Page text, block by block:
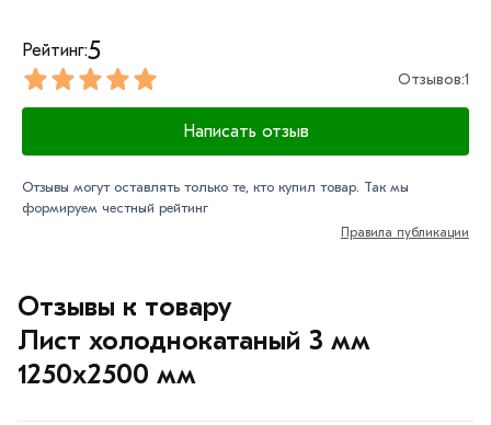
Отзывы к товару
Лист холоднокатаный 3 мм
1250х2500 мм
Рейтинг:5
Отзывов:1
Написать отзыв
Отзывы могут оставлять только те, кто купил товар. Так мы
формируем честный рейтинг
Правила публикации